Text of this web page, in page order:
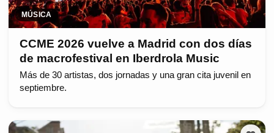
MÚSICA
CCME 2026 vuelve a Madrid con dos días
de macrofestival en Iberdrola Music
Más de 30 artistas, dos jornadas y una gran cita juvenil en
septiembre.